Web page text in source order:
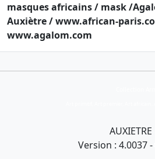
masques africains / mask /
Auxiètre / www.african-
www.agalom.com
AUXIETRE
Version : 4.0037